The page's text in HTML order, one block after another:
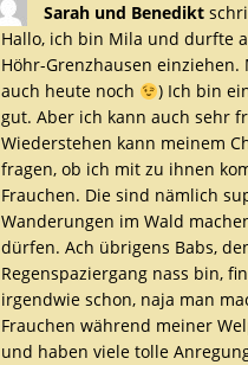
Sarah und Benedikt
Hallo, ich bin Mila und durfte
Höhr-Grenzhausen
auch heute noch
) Ich bin
gut. Aber ich kann auch sehr
Wiederstehen kann meinem
fragen, ob ich mit zu ihnen
Frauchen. Die sind nämlich
Wanderungen im Wald
dürfen. Ach übrigens Babs,
Regenspaziergang nass bin,
irgendwie schon, naja man
Frauchen während meiner
und haben viele tolle